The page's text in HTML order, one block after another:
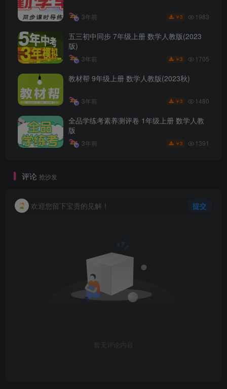
3年前 ￥3 1983
五三初中同步 7年级上册 数学人教版(2023
版)
3年前 ￥3 1705
教材帮 9年级上册 数学人教版(2023秋)
3年前 ￥3 1480
全品学练考素养测评卷 1年级上册 数学人教
版
3年前 ￥3 1391
评论 抢沙发
欢迎您留下宝贵的见解！ 提交
暂无评论内容